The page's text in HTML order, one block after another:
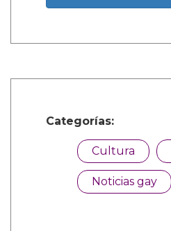
Categorías:
Cultura
Noticias gay